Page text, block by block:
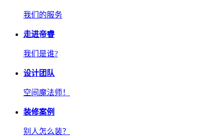
我们的服务
走进帝睿
我们是谁?
设计团队
空间魔法师！
装修案例
别人怎么装？